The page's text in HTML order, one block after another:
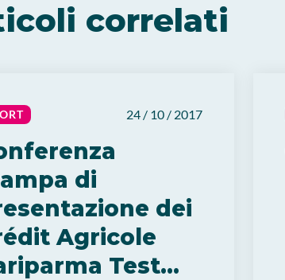
correlati
24 / 10 / 2017
di
dei
Agricole
Test